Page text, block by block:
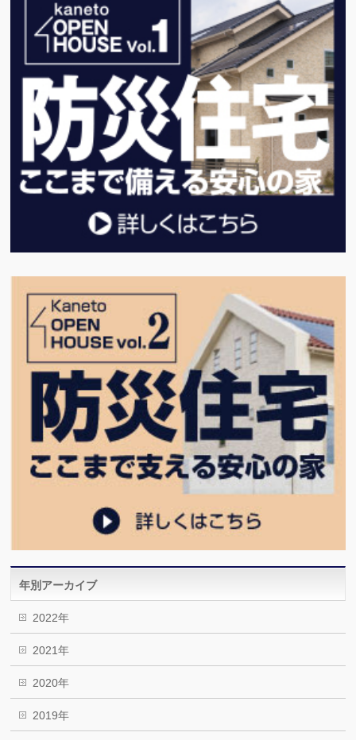
年別アーカイブ
2022年
2021年
2020年
2019年